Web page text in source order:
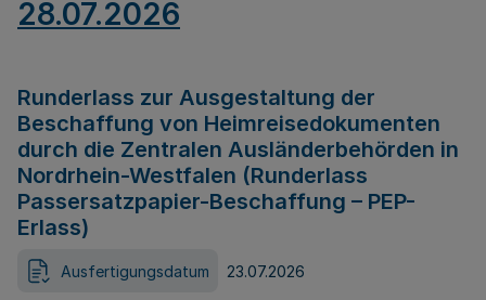
28.07.2026
Runderlass zur Ausgestaltung der
Beschaffung von Heimreisedokumenten
durch die Zentralen Ausländerbehörden in
Nordrhein-Westfalen (Runderlass
Passersatzpapier-Beschaffung – PEP-
Erlass)
Ausfertigungsdatum 23.07.2026